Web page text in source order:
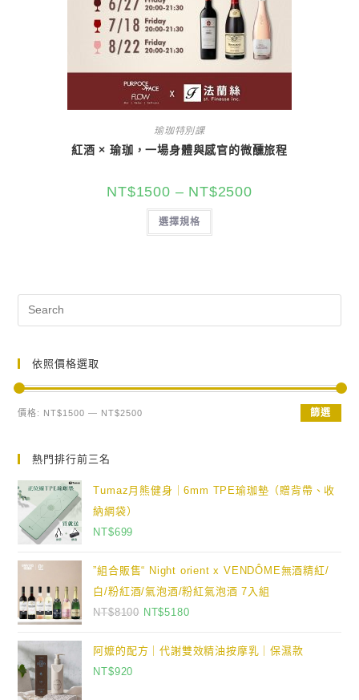
瑜珈特別課
紅酒 × 瑜珈，一場身體與感官的微醺旅程
NT$1500 – NT$2500
選擇規格
依照價格選取
篩選
價格: NT$1500 — NT$2500
熱門排行前三名
Tumaz月熊健身｜6mm TPE瑜珈墊（贈背帶、收
納網袋）
NT$699
”組合販售“ Night orient x VENDÔME無酒精紅/
白/粉紅酒/氣泡酒/粉紅氣泡酒 7入組
NT$8100 NT$5180
阿嬤的配方｜代謝雙效精油按摩乳｜保濕款
NT$920